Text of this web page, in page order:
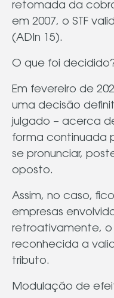
retomada da
em 2007, o STF
(ADIn 15).
O que foi
Em fevereiro de
uma decisão
julgado – acerca
forma continuada
se pronunciar,
oposto.
Assim, no caso,
empresas
retroativamente, o
reconhecida a
tributo.
Modulação de